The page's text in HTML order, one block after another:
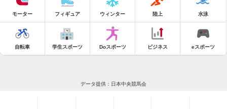
モーター フィギュア ウィンター 陸上 水泳
自転車 学生スポーツ Doスポーツ ビジネス eスポーツ
データ提供：日本中央競馬会